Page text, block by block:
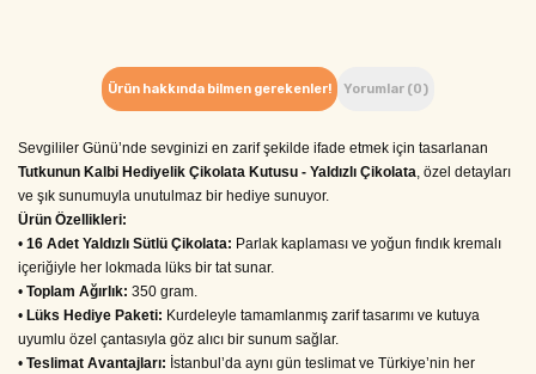
Ürün hakkında bilmen gerekenler! Yorumlar (0)
Tutkunun Kalbi Hediyelik Çikolata Kutusu - Yaldızlı Çikolata, özel detayları
ve şık sunumuyla unutulmaz bir hediye sunuyor.
Ürün Özellikleri:
• 16 Adet Yaldızlı Sütlü Çikolata: Parlak kaplaması ve yoğun fındık kremalı
içeriğiyle her lokmada lüks bir tat sunar.
• Toplam Ağırlık: 350 gram.
• Lüks Hediye Paketi: Kurdeleyle tamamlanmış zarif tasarımı ve kutuya
uyumlu özel çantasıyla göz alıcı bir sunum sağlar.
• Teslimat Avantajları: İstanbul’da aynı gün teslimat ve Türkiye’nin her